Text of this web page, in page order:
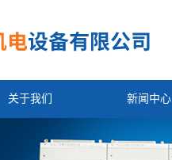
关于我们 新闻中心